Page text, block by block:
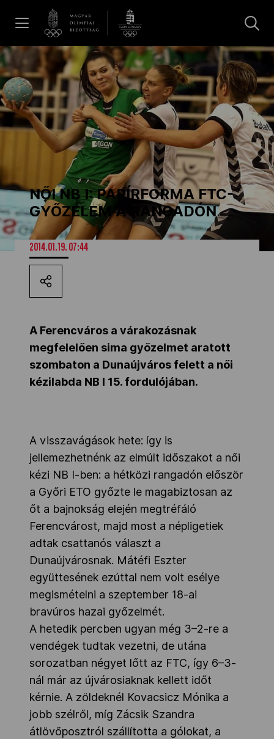
Hírek
Galéria
Dakar 2026
Los Angeles 2028
MOB
Kettőskarrier-program
NOB
Társszervezetek
Adatbank
NŐI NB I: PAPÍRFORMA FTC-
GYŐZELEM A RANGADÓN
2014.01.19. 07:44
A Ferencváros a várakozásnak
megfelelően sima győzelmet aratott
szombaton a Dunaújváros felett a női
kézilabda NB I 15. fordulójában.
A visszavágások hete: így is
jellemezhetnénk az elmúlt időszakot a női
kézi NB I-ben: a hétközi rangadón először
a Győri ETO győzte le magabiztosan az
őt a bajnokság elején megtréfáló
Ferencvárost, majd most a népligetiek
adtak csattanós választ a
Dunaújvárosnak. Mátéfi Eszter
együttesének ezúttal nem volt esélye
megismételni a szeptember 18-ai
bravúros hazai győzelmét.
A hetedik percben ugyan még 3–2-re a
vendégek tudtak vezetni, de utána
sorozatban négyet lőtt az FTC, így 6–3-
nál már az újvárosiaknak kellett időt
kérnie. A zöldeknél Kovacsicz Mónika a
jobb szélről, míg Zácsik Szandra
átlövőposztról szállította a gólokat, a